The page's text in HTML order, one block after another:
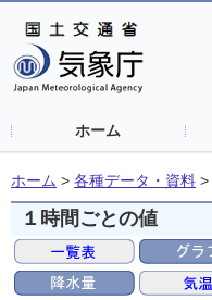
ホーム
ホーム > 各種データ・資料 >
１時間ごとの値